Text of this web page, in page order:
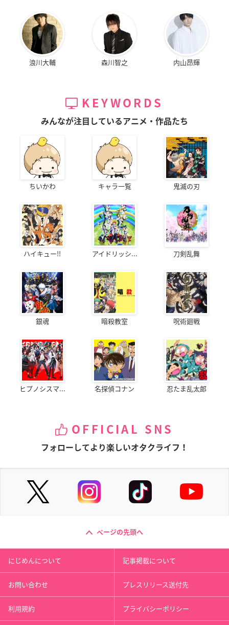
浪川大輔 森川智之 内山昂輝
KEYWORDS
みんなが注目しているアニメ・作品たち
ちいかわ キャラ一覧 鬼滅の刃
ハイキュー!! アイドリッシ... 刀剣乱舞
銀魂 暗殺教室 呪術廻戦
ヒプノシスマ... 名探偵コナン 忍たま乱太郎
OFFICIAL SNS
フォローしてより楽しいオタクライフ！
ページの先頭へ
にじめんについて 記事掲載について
お問い合わせ プレスリリース送付先
利用規約 プライバシーポリシー